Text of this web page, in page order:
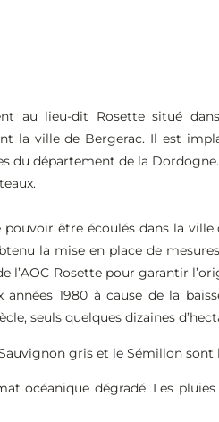
au lieu-dit Rosette situé
la ville de Bergerac. Il est
du département de la
être écoulés dans la
la mise en place de
l’AOC Rosette pour garantir
années 1980 à cause de la
seuls quelques dizaines
gris et le Sémillon
océanique dégradé. Les